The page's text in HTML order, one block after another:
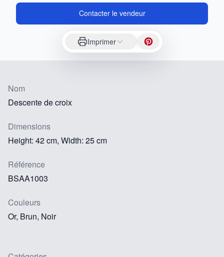
Contacter le vendeur
Imprimer
Nom
Descente de croix
Dimensions
Height: 42 cm, Width: 25 cm
Référence
BSAA1003
Couleurs
Or, Brun, Noir